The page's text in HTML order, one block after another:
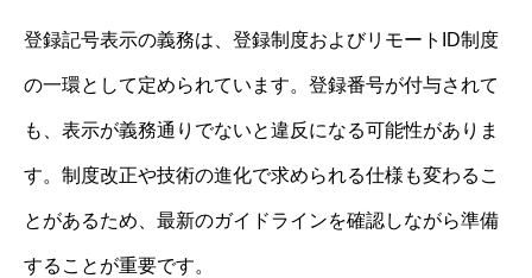
登録記号表示の義務は、登録制度およびリモートID制度
の一環として定められています。登録番号が付与されて
も、表示が義務通りでないと違反になる可能性がありま
す。制度改正や技術の進化で求められる仕様も変わるこ
とがあるため、最新のガイドラインを確認しながら準備
することが重要です。